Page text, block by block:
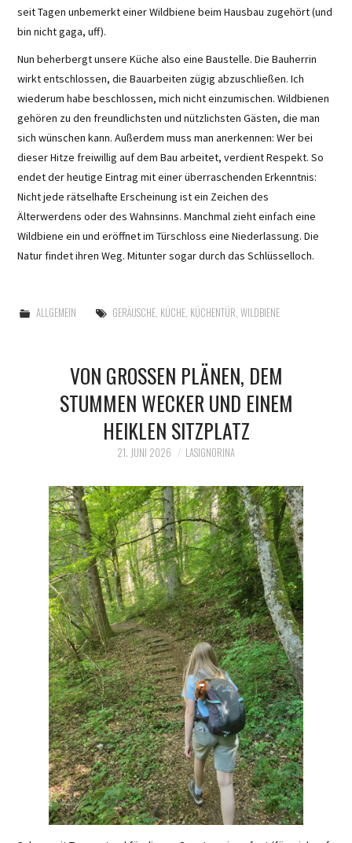
seit Tagen unbemerkt einer Wildbiene beim Hausbau zugehört (und
bin nicht gaga, uff).
Nun beherbergt unsere Küche also eine Baustelle. Die Bauherrin
wirkt entschlossen, die Bauarbeiten zügig abzuschließen. Ich
wiederum habe beschlossen, mich nicht einzumischen. Wildbienen
gehören zu den freundlichsten und nützlichsten Gästen, die man
sich wünschen kann. Außerdem muss man anerkennen: Wer bei
dieser Hitze freiwillig auf dem Bau arbeitet, verdient Respekt. So
endet der heutige Eintrag mit einer überraschenden Erkenntnis:
Nicht jede rätselhafte Erscheinung ist ein Zeichen des
Älterwerdens oder des Wahnsinns. Manchmal zieht einfach eine
Wildbiene ein und eröffnet im Türschloss eine Niederlassung. Die
Natur findet ihren Weg. Mitunter sogar durch das Schlüsselloch.
ALLGEMEIN GERÄUSCHE, KÜCHE, KÜCHENTÜR WILDBIENE
VON GROSSEN PLÄNEN, DEM S
TUMMEN WECKER UND EINEM H
EIKLEN SITZPLATZ
21. JUNI 2026 LASIGNORINA